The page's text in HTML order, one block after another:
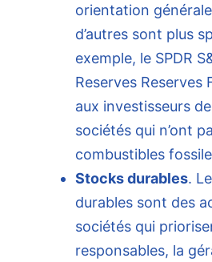
orientation
d’autres sont plus
exemple, le SPDR
Reserves Reserves
aux investisseurs
sociétés qui n’ont
combustibles
Stocks durables.
durables sont des
sociétés qui
responsables, la